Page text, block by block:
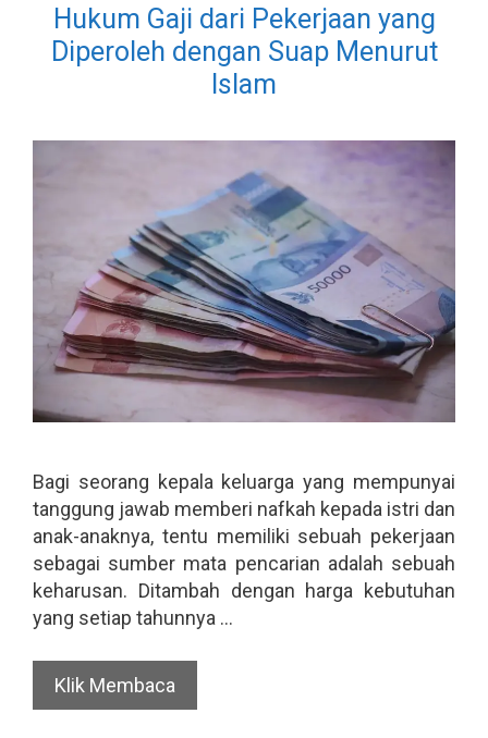
Hukum Gaji dari Pekerjaan yang
Diperoleh dengan Suap Menurut
Islam
Bagi seorang kepala keluarga yang mempunyai
tanggung jawab memberi nafkah kepada istri dan
anak-anaknya, tentu memiliki sebuah pekerjaan
sebagai sumber mata pencarian adalah sebuah
keharusan. Ditambah dengan harga kebutuhan
yang setiap tahunnya …
Klik Membaca